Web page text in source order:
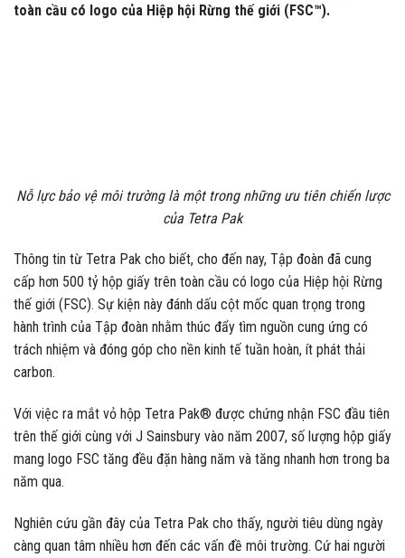
toàn cầu có logo của Hiệp hội Rừng thế giới (FSC™).
Nỗ lực bảo vệ môi trường là một trong những ưu tiên chiến lược
của Tetra Pak
Thông tin từ Tetra Pak cho biết, cho đến nay, Tập đoàn đã cung
cấp hơn 500 tỷ hộp giấy trên toàn cầu có logo của Hiệp hội Rừng
thế giới (FSC). Sự kiện này đánh dấu cột mốc quan trọng trong
hành trình của Tập đoàn nhằm thúc đẩy tìm nguồn cung ứng có
trách nhiệm và đóng góp cho nền kinh tế tuần hoàn, ít phát thải
carbon.
Với việc ra mắt vỏ hộp Tetra Pak® được chứng nhận FSC đầu tiên
trên thế giới cùng với J Sainsbury vào năm 2007, số lượng hộp giấy
mang logo FSC tăng đều đặn hàng năm và tăng nhanh hơn trong ba
năm qua.
Nghiên cứu gần đây của Tetra Pak cho thấy, người tiêu dùng ngày
càng quan tâm nhiều hơn đến các vấn đề môi trường. Cứ hai người